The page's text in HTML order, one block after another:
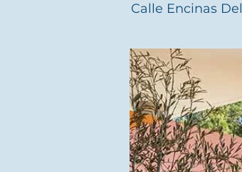
Calle Encinas